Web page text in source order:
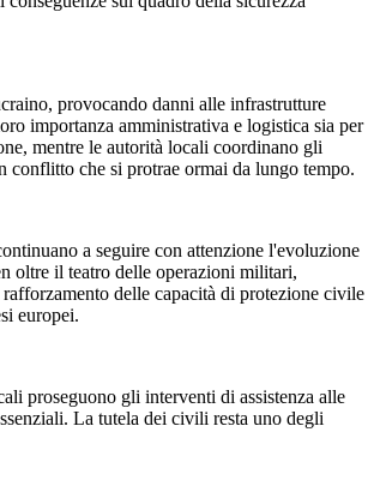
provocando danni alle infrastrutture
importanza amministrativa e logistica sia per
mentre le autorità locali coordinano gli
conflitto che si protrae ormai da lungo tempo.
a seguire con attenzione l'evoluzione
oltre il teatro delle operazioni militari,
delle capacità di protezione civile
europei.
proseguono gli interventi di assistenza alle
La tutela dei civili resta uno degli